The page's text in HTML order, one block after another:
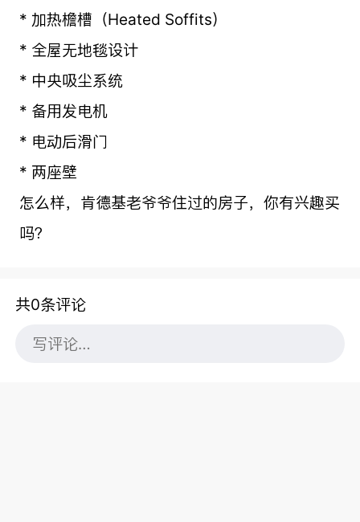
* 加热檐槽（Heated Soffits）
* 全屋无地毯设计
* 中央吸尘系统
* 备用发电机
* 电动后滑门
* 两座壁
怎么样，肯德基老爷爷住过的房子，你有兴趣买
吗？
共0条评论